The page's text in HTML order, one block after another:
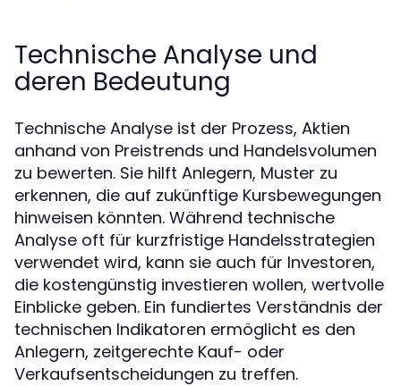
Technische Analyse und
deren Bedeutung
Technische Analyse ist der Prozess, Aktien
anhand von Preistrends und Handelsvolumen
zu bewerten. Sie hilft Anlegern, Muster zu
erkennen, die auf zukünftige Kursbewegungen
hinweisen könnten. Während technische
Analyse oft für kurzfristige Handelsstrategien
verwendet wird, kann sie auch für Investoren,
die kostengünstig investieren wollen, wertvolle
Einblicke geben. Ein fundiertes Verständnis der
technischen Indikatoren ermöglicht es den
Anlegern, zeitgerechte Kauf- oder
Verkaufsentscheidungen zu treffen.